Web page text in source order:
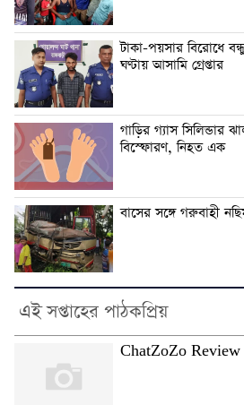
টাকা-পয়সার বিরোধে
ঘণ্টায় আসামি গ্রেপ্তার
গাড়ির গ্যাস সিলিন্ডার
বিস্ফোরণ, নিহত এক
বাসের সঙ্গে গরুবাহী
এই সপ্তাহের পাঠকপ্রিয়
ChatZoZo Review